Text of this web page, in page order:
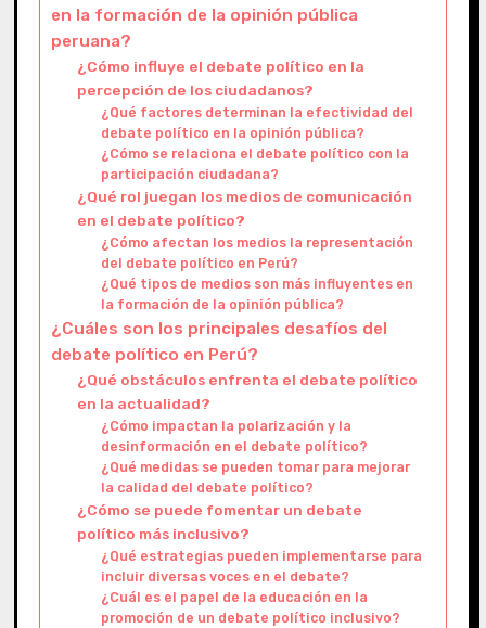
en la formación de la opinión pública
peruana?
¿Cómo influye el debate político en la
percepción de los ciudadanos?
¿Qué factores determinan la efectividad del
debate político en la opinión pública?
¿Cómo se relaciona el debate político con la
participación ciudadana?
¿Qué rol juegan los medios de comunicación
en el debate político?
¿Cómo afectan los medios la representación
del debate político en Perú?
¿Qué tipos de medios son más influyentes en
la formación de la opinión pública?
¿Cuáles son los principales desafíos del
debate político en Perú?
¿Qué obstáculos enfrenta el debate político
en la actualidad?
¿Cómo impactan la polarización y la
desinformación en el debate político?
¿Qué medidas se pueden tomar para mejorar
la calidad del debate político?
¿Cómo se puede fomentar un debate
político más inclusivo?
¿Qué estrategias pueden implementarse para
incluir diversas voces en el debate?
¿Cuál es el papel de la educación en la
promoción de un debate político inclusivo?